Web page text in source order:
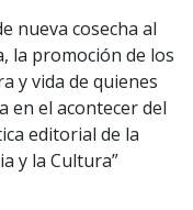
nueva cosecha al
la promoción de los
y vida de quienes
en el acontecer del
editorial de la
y la Cultura”